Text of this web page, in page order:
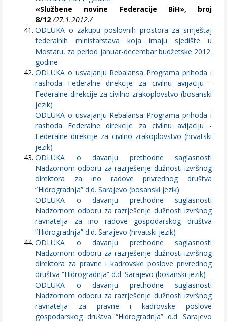
«Službene novine Federacije BiH», broj
8/12 /27.1.2012./
ODLUKA o zakupu poslovnih prostora za smještaj
federalnih ministarstava koja imaju sjedište u
Mostaru, za period januar-decembar budžetske 2012.
godine
ODLUKA o usvajanju Rebalansa Programa prihoda i
rashoda Federalne direkcije za civilnu avijaciju -
Federalne direkcije za civilno zrakoplovstvo (bosanski
jezik)
ODLUKA o usvajanju Rebalansa Programa prihoda i
rashoda Federalne direkcije za civilnu avijaciju -
Federalne direkcije za civilno zrakoplovstvo (hrvatski
jezik)
ODLUKA o davanju prethodne saglasnosti
Nadzornom odboru za razrješenje dužnosti izvršnog
direktora za ino radove privrednog društva
“Hidrogradnja” d.d. Sarajevo (bosanski jezik)
ODLUKA o davanju prethodne suglasnosti
Nadzornom odboru za razrješenje dužnosti izvršnog
ravnatelja za ino radove gospodarskog društva
“Hidrogradnja” d.d. Sarajevo (hrvatski jezik)
ODLUKA o davanju prethodne saglasnosti
Nadzornom odboru za razrješenje dužnosti izvršnog
direktora za pravne i kadrovske poslove privrednog
društva “Hidrogradnja” d.d. Sarajevo (bosanski jezik)
ODLUKA o davanju prethodne suglasnosti
Nadzornom odboru za razrješenje dužnosti izvršnog
ravnatelja za pravne i kadrovske poslove
gospodarskog društva “Hidrogradnja” d.d. Sarajevo